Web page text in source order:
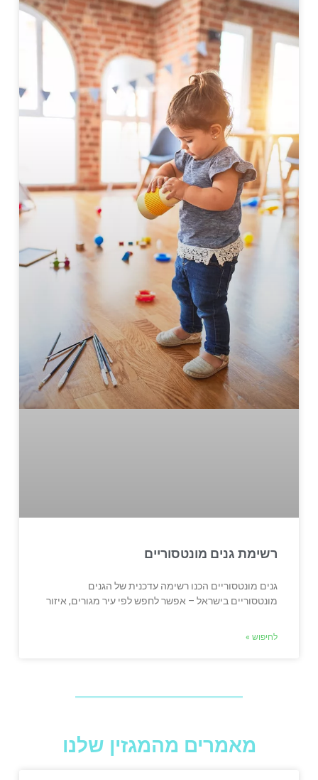
רשימת גנים מונטסוריים
גנים מונטסוריים הכנו רשימה עדכנית של הגנים
מונטסוריים בישראל – אפשר לחפש לפי עיר מגורים, איזור
לחיפוש »
מאמרים מהמגזין שלנו